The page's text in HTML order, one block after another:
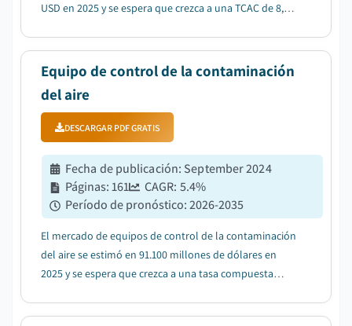
USD en 2025 y se espera que crezca a una TCAC de 8,2%
conectados....
Equipo de control de la contaminación
del aire
DESCARGAR PDF GRATIS
Fecha de publicación: September 2024
Páginas:161 CAGR: 5.4%
Período de pronóstico:2026-2035
El mercado de equipos de control de la contaminación
del aire se estimó en 91.100 millones de dólares en
2025 y se espera que crezca a una tasa compuesta